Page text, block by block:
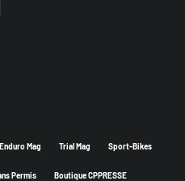
Enduro Mag Trial Mag Sport-Bikes
Permis Boutique CPPRESSE